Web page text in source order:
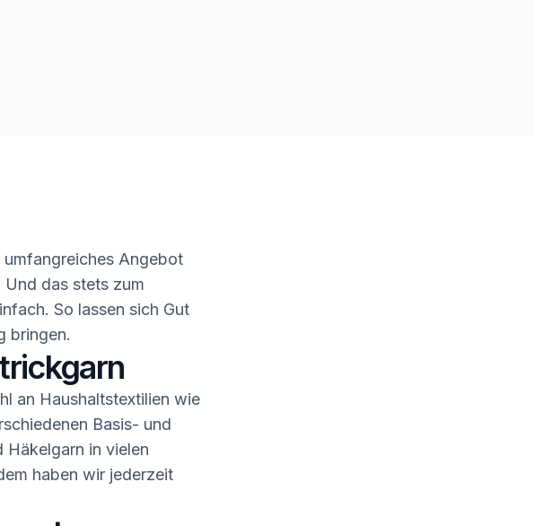
umfangreiches Angebot
Und das stets zum
So lassen sich Gut
bringen.
an Haushaltstextilien wie
Basis- und
Häkelgarn in vielen
haben wir jederzeit